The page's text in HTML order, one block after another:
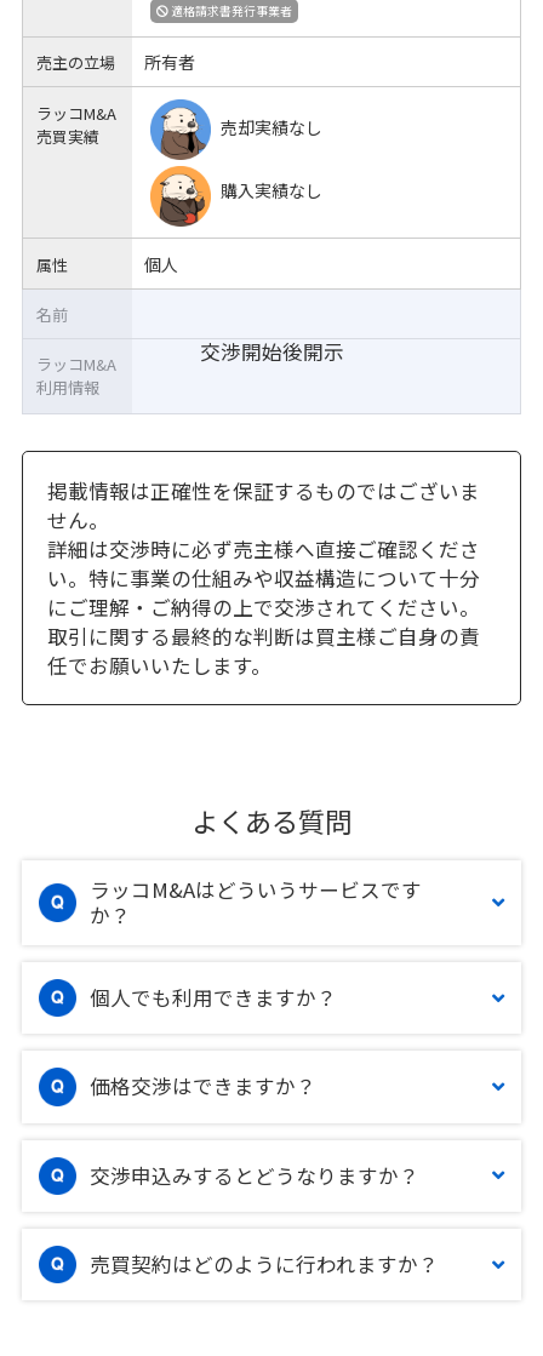
適格請求書発行事業者
売主の立場 所有者
ラッコM&A
売買実績
売却実績なし
購入実績なし
属性 個人
交渉開始後開示
名前
ラッコM&A
利用情報
掲載情報は正確性を保証するものではございま
せん。
詳細は交渉時に必ず売主様へ直接ご確認くださ
い。特に事業の仕組みや収益構造について十分
にご理解・ご納得の上で交渉されてください。
取引に関する最終的な判断は買主様ご自身の責
任でお願いいたします。
よくある質問
ラッコM&Aはどういうサービスです
か？
個人でも利用できますか？
価格交渉はできますか？
交渉申込みするとどうなりますか？
売買契約はどのように行われますか？